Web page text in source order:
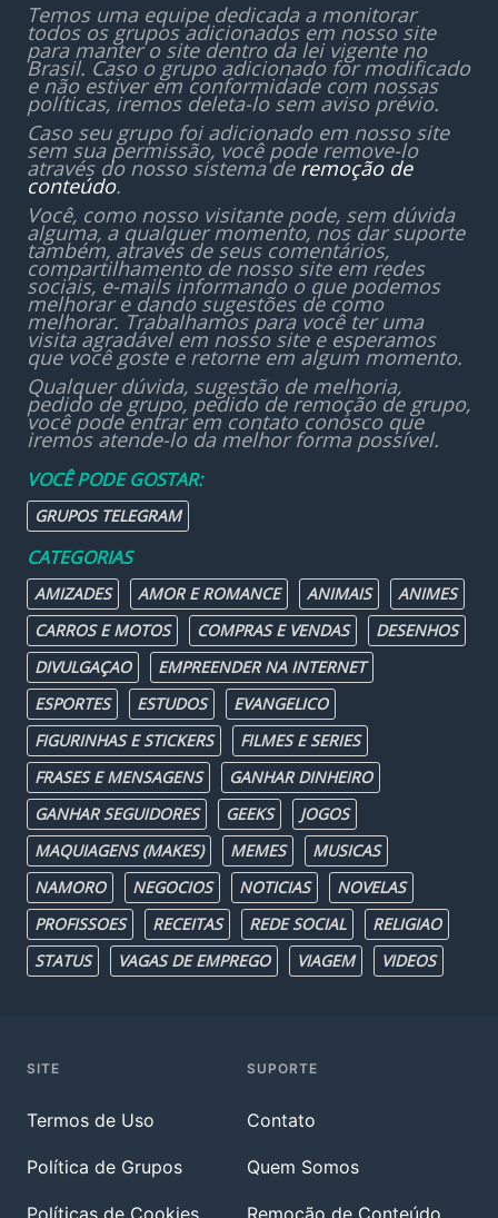
Temos uma equipe dedicada a monitorar
todos os grupos adicionados em nosso site
para manter o site dentro da lei vigente no
Brasil. Caso o grupo adicionado for modificado
e não estiver em conformidade com nossas
políticas, iremos deleta-lo sem aviso prévio.
Caso seu grupo foi adicionado em nosso site
sem sua permissão, você pode remove-lo
através do nosso sistema de remoção de
conteúdo.
Você, como nosso visitante pode, sem dúvida
alguma, a qualquer momento, nos dar suporte
também, através de seus comentários,
compartilhamento de nosso site em redes
sociais, e-mails informando o que podemos
melhorar e dando sugestões de como
melhorar. Trabalhamos para você ter uma
visita agradável em nosso site e esperamos
que você goste e retorne em algum momento.
Qualquer dúvida, sugestão de melhoria,
pedido de grupo, pedido de remoção de grupo,
você pode entrar em contato conosco que
iremos atende-lo da melhor forma possível.
VOCÊ PODE GOSTAR:
GRUPOS TELEGRAM
CATEGORIAS
AMIZADES AMOR E ROMANCE ANIMAIS
ANIMES
CARROS E MOTOS
COMPRAS E VENDAS
DESENHOS
DIVULGAÇAO
EMPREENDER NA INTERNET
ESPORTES
ESTUDOS
EVANGELICO
FIGURINHAS E STICKERS
FILMES E SERIES
FRASES E MENSAGENS
GANHAR DINHEIRO
GANHAR SEGUIDORES
GEEKS
JOGOS
MAQUIAGENS (MAKES)
MEMES
MUSICAS
NAMORO
NEGOCIOS NOTICIAS
NOVELAS
PROFISSOES
RECEITAS REDE SOCIAL
RELIGIAO
STATUS
VAGAS DE EMPREGO VIAGEM VIDEOS
SITE
Termos de Uso
Política de Grupos
Políticas de Cookies
SUPORTE
Contato
Quem Somos
Remoção de Conteúdo